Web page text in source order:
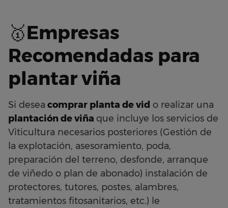
🥇Empresas
Recomendadas para
plantar viña
Si desea comprar planta de vid o realizar una
plantación de viña que incluye los servicios de
Viticultura necesarios posteriores (Gestión de
la explotación, asesoramiento, poda,
preparación del terreno, desfonde, arranque
de viñedo o plan de abonado) instalación de
protectores, tutores, postes, alambres,
tratamientos fitosanitarios, etc.) le